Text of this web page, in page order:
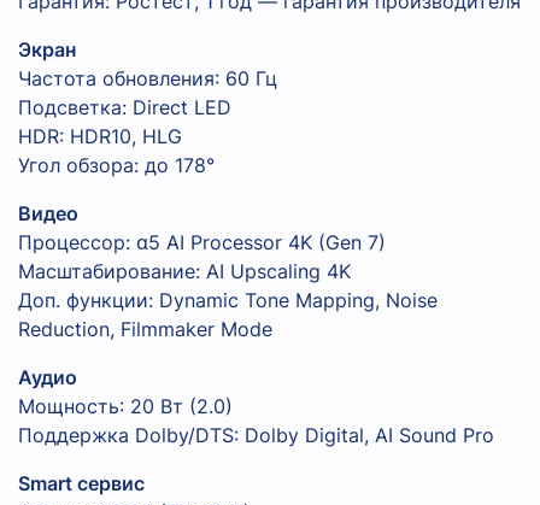
Экран
Частота обновления: 60 Гц
Подсветка: Direct LED
HDR: HDR10, HLG
Угол обзора: до 178°
Видео
Процессор: α5 AI Processor 4K (Gen 7)
Масштабирование: AI Upscaling 4K
Доп. функции: Dynamic Tone Mapping, Noise
Reduction, Filmmaker Mode
Аудио
Мощность: 20 Вт (2.0)
Поддержка Dolby/DTS: Dolby Digital, AI Sound Pro
Smart сервис